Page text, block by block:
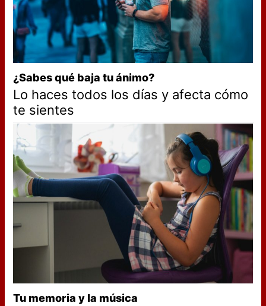
¿Sabes qué baja tu ánimo?
Lo haces todos los días y afecta cómo
te sientes
Tu memoria y la música